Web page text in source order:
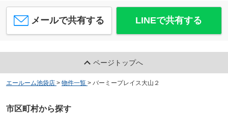
メールで共有する LINEで共有する
ページトップへ
エールーム池袋店 > 物件一覧 > バーミープレイス大山２
市区町村から探す